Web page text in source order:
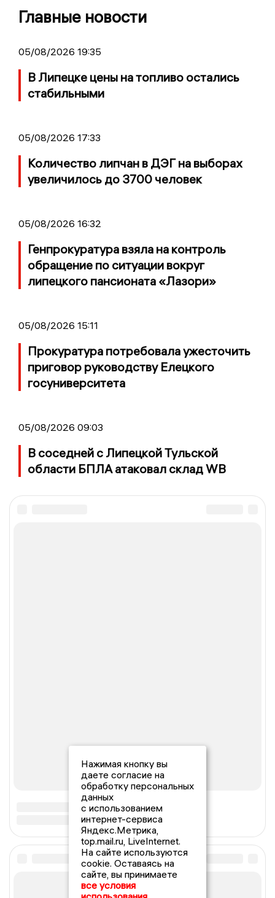
Главные новости
05/08/2026 19:35
В Липецке цены на топливо остались
стабильными
05/08/2026 17:33
Количество липчан в ДЭГ на выборах
увеличилось до 3700 человек
05/08/2026 16:32
Генпрокуратура взяла на контроль
обращение по ситуации вокруг
липецкого пансионата «Лазори»
05/08/2026 15:11
Прокуратура потребовала ужесточить
приговор руководству Елецкого
госуниверситета
05/08/2026 09:03
В соседней с Липецкой Тульской
области БПЛА атаковал склад WB
Нажимая кнопку вы
даете согласие на
обработку персональных
данных
с использованием
интернет-сервиса
Яндекс.Метрика,
top.mail.ru, LiveInternet.
На сайте используются
cookie. Оставаясь на
сайте, вы принимаете
все условия